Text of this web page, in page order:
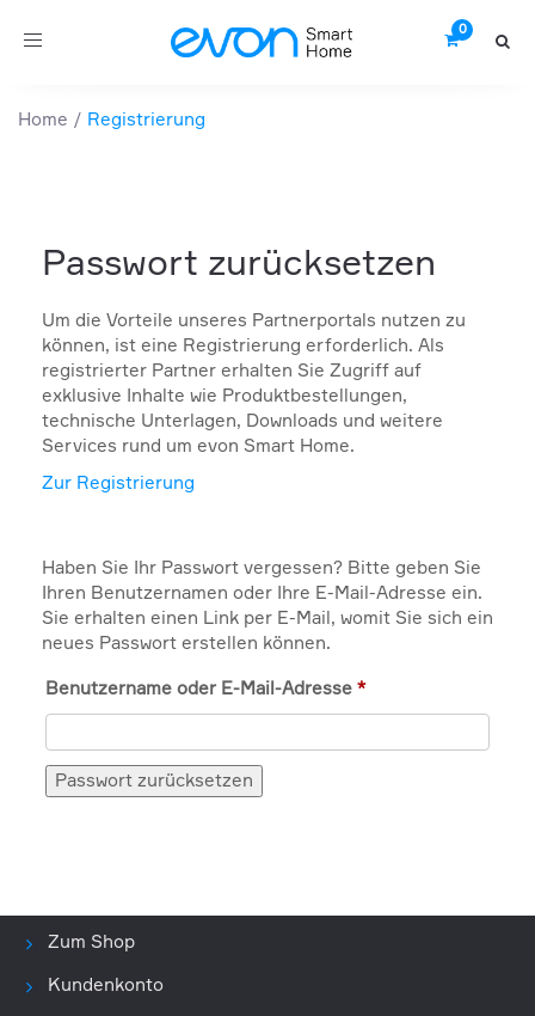
Toggle
Home Registrierung
Passwort zurücksetzen
Um die Vorteile unseres Partnerportals nutzen zu
können, ist eine Registrierung erforderlich. Als
registrierter Partner erhalten Sie Zugriff auf
exklusive Inhalte wie Produktbestellungen,
technische Unterlagen, Downloads und weitere
Services rund um evon Smart Home.
Zur Registrierung
Haben Sie Ihr Passwort vergessen? Bitte geben Sie
Ihren Benutzernamen oder Ihre E-Mail-Adresse ein.
Sie erhalten einen Link per E-Mail, womit Sie sich ein
neues Passwort erstellen können.
Benutzername oder E-Mail-Adresse *Erforderlich
Passwort zurücksetzen
Zum Shop
Kundenkonto